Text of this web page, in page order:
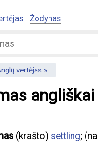
Žodynas
vertėjas
angliškai
(krašto) settling;